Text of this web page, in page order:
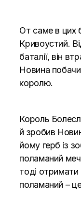
От саме в цих
Кривоустий.
баталії, він
Новина
королю.
Король
й зробив
йому герб із
поламаний
тоді отримати
поламаний –